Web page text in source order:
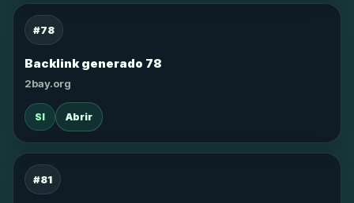
#78
Backlink generado 78
2bay.org
SI Abrir
#81